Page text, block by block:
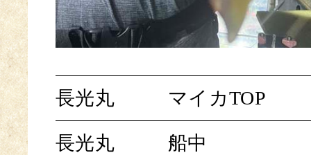
長光丸 マイカTOP
長光丸 船中